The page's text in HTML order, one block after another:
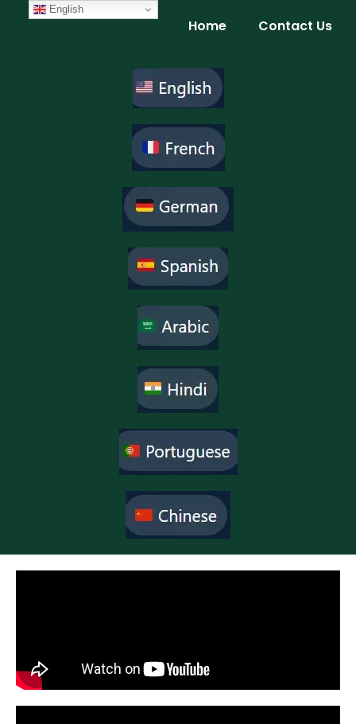
Home Contact Us
English